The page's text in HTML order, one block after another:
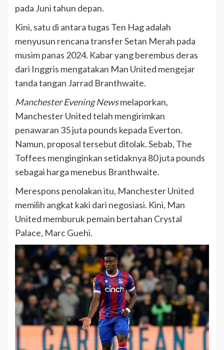
pada Juni tahun depan.
Kini, satu di antara tugas Ten Hag adalah
menyusun rencana transfer Setan Merah pada
musim panas 2024. Kabar yang berembus deras
dari Inggris mengatakan Man United mengejar
tanda tangan Jarrad Branthwaite.
Manchester Evening Newsmelaporkan,
Manchester United telah mengirimkan
penawaran 35 juta pounds kepada Everton.
Namun, proposal tersebut ditolak. Sebab, The
Toffees menginginkan setidaknya 80 juta pounds
sebagai harga menebus Branthwaite.
Merespons penolakan itu, Manchester United
memilih angkat kaki dari negosiasi. Kini, Man
United memburuk pemain bertahan Crystal
Palace, Marc Guehi.